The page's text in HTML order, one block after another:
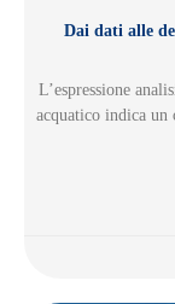
Dai dati alle
L’espressione
acquatico indica